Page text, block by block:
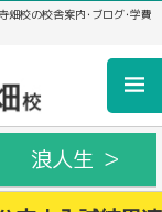
畑校の校舎案内･ブログ･学費
浪人生 ＞